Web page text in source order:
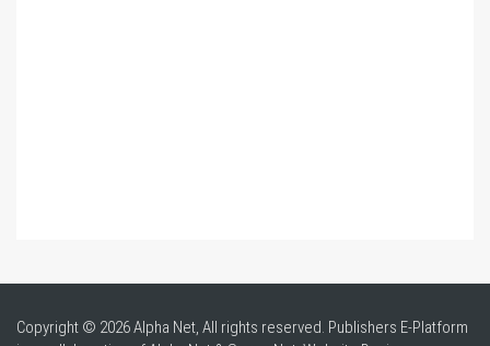
Copyright © 2026 Alpha Net, All rights reserved. Publishers E-Platform